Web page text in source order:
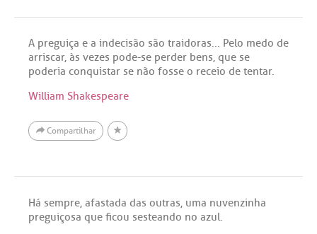
A preguiça e a indecisão são traidoras... Pelo medo de
arriscar, às vezes pode-se perder bens, que se
poderia conquistar se não fosse o receio de tentar.
William Shakespeare
Compartilhar
Há sempre, afastada das outras, uma nuvenzinha
preguiçosa que ficou sesteando no azul.